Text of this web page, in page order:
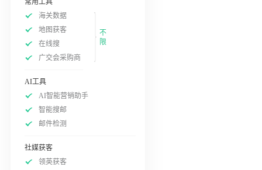
常用工具
海关数据
地图获客
在线搜
广交会采购商
不
限
AI工具
AI智能营销助手
智能搜邮
邮件检测
社媒获客
领英获客